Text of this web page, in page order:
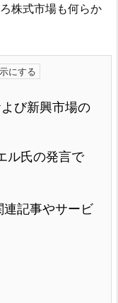
株式市場も何らか
び新興市場の
ル氏の発言で
連記事やサービ